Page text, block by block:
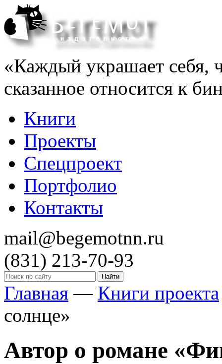
«Каждый украшает себя,
сказанное относится к
Книги
Проекты
Спецпроект
Портфолио
Контакты
mail@begemotnn.ru
(831) 213-70-93
Главная — Книги проекта
солнце»
Автор о романе